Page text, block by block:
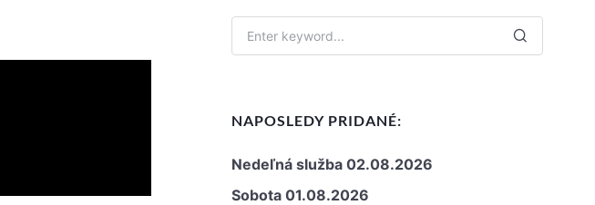
NAPOSLEDY PRIDANÉ:
Nedeľná služba 02.08.2026
Sobota 01.08.2026